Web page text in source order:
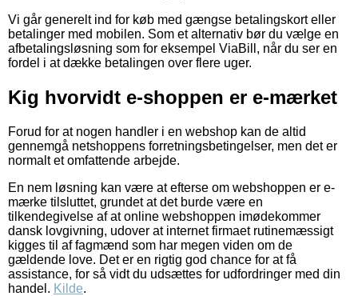
Vi går generelt ind for køb med gængse betalingskort eller
betalinger med mobilen. Som et alternativ bør du vælge en
afbetalingsløsning som for eksempel ViaBill, når du ser en
fordel i at dække betalingen over flere uger.
Kig hvorvidt e-shoppen er e-mærket
Forud for at nogen handler i en webshop kan de altid
gennemgå netshoppens forretningsbetingelser, men det er
normalt et omfattende arbejde.
En nem løsning kan være at efterse om webshoppen er e-
mærke tilsluttet, grundet at det burde være en
tilkendegivelse af at online webshoppen imødekommer
dansk lovgivning, udover at internet firmaet rutinemæssigt
kigges til af fagmænd som har megen viden om de
gældende love. Det er en rigtig god chance for at få
assistance, for så vidt du udsættes for udfordringer med din
handel. Kilde.